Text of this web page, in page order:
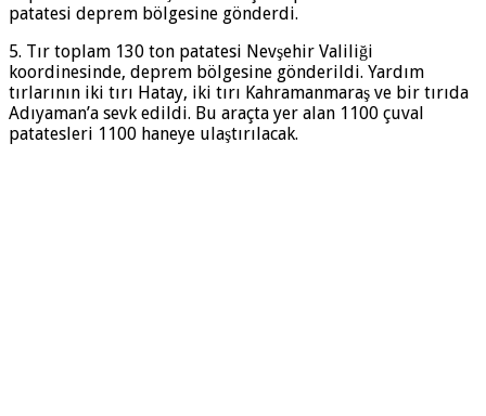
patatesi deprem bölgesine gönderdi.
5. Tır toplam 130 ton patatesi Nevşehir Valiliği
koordinesinde, deprem bölgesine gönderildi. Yardım
tırlarının iki tırı Hatay, iki tırı Kahramanmaraş ve bir tırıda
Adıyaman’a sevk edildi. Bu araçta yer alan 1100 çuval
patatesleri 1100 haneye ulaştırılacak.